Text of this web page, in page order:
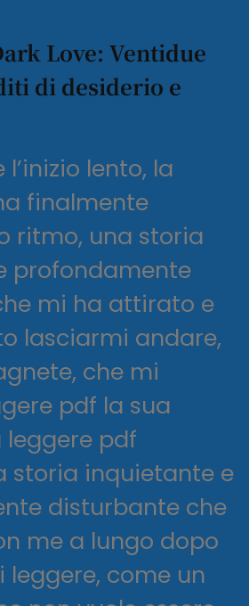
Love: Ventidue
di desiderio e
lento, la
finalmente
ritmo, una storia
profondamente
mi ha attirato e
lasciarmi andare,
che mi
pdf la sua
leggere pdf
storia inquietante e
disturbante che
me a lungo dopo
come un